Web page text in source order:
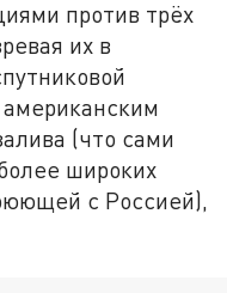
против трёх
их в
(что сами
широких
с Россией),